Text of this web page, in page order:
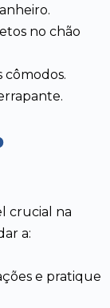
no chão
cômodos.
crucial na
a:
e pratique